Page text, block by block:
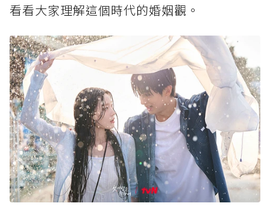
看看大家理解這個時代的婚姻觀。